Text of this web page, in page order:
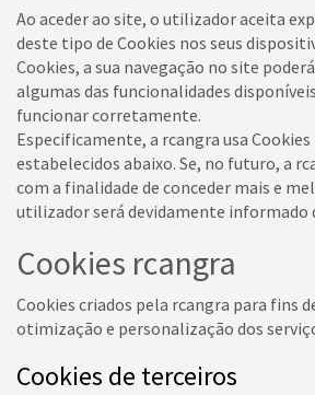
Ao aceder ao site, o utilizador aceita
deste tipo de Cookies nos seus
Cookies, a sua navegação no site
algumas das funcionalidades
funcionar corretamente.
Especificamente, a rcangra usa
estabelecidos abaixo. Se, no futuro, a
com a finalidade de conceder mais e
utilizador será devidamente informado
Cookies rcangra
Cookies criados pela rcangra para fins
otimização e personalização dos
Cookies de terceiros